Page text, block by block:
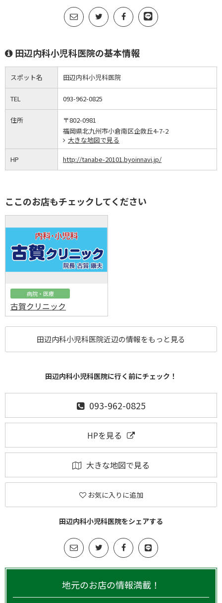
田辺内科小児科医院の基本情報
スポット名 田辺内科小児科医院
TEL 093-962-0825
住所
〒802-0981
福岡県北九州市小倉南区企救丘4-7-2
大きな地図で見る
HP http://tanabe-20101.byoinnavi.jp/
ここのお店もチェックしてください
病院・医療
古賀クリニック
田辺内科小児科医院近辺の情報をもっと見る
田辺内科小児科医院に行く前にチェック！
093-962-0825
HPを見る
大きな地図で見る
お気に入りに追加
田辺内科小児科医院をシェアする
地元のお店の情報満載！